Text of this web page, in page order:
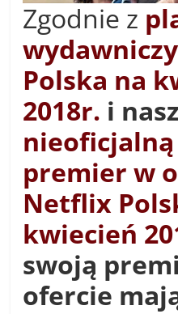
Zgodnie z
Polska na
2018r. i
premier w
Netflix
kwiecień
swoją
ofercie